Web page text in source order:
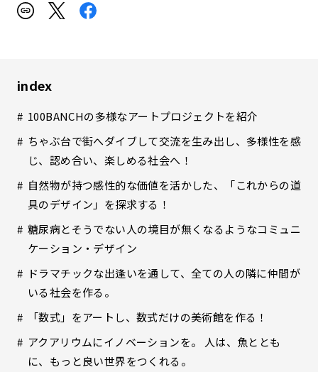
index
100BANCHの多様なアートプロジェクトを紹介
ちゃぶ台で街へダイブして交流を生み出し、多様性を感
じ、認め合い、楽しめる社会へ！
自然物が持つ感性的な価値を活かした、「これからの道
具のデザイン」を探求する！
糖尿病とそうでない人の境目が無くなるようなコミュニ
ケーション・デザイン
ドラマチックな出逢いを通して、全ての人の隣に仲間が
いる社会を作る。
「数式」をアートし、数式だけの美術館を作る！
アクアリウムにイノベーションを。 人は、魚ととも
に、もっと良い世界をつくれる。